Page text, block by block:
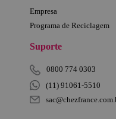
Empresa
Programa de Reciclagem
Suporte
0800 774 0303
(11) 91061-5510